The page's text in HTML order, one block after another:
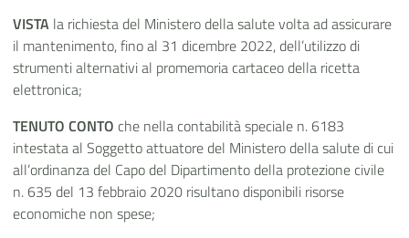
VISTA la richiesta del Ministero della salute volta ad assicurare
il mantenimento, fino al 31 dicembre 2022, dell’utilizzo di
strumenti alternativi al promemoria cartaceo della ricetta
elettronica;
TENUTO CONTO che nella contabilità speciale n. 6183
intestata al Soggetto attuatore del Ministero della salutedi cui
all’ordinanza del Capo del Dipartimento della protezione civile
n. 635 del 13 febbraio 2020 risultano disponibili risorse
economiche non spese;